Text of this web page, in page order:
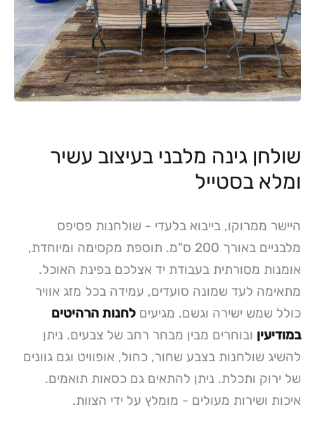
שולחן גינה מלבני בעיצוב עשיר
ומלא בסטייל
היישר ממרוקו, בייבוא בלעדי - שולחנות פסיפס
מלבניים באורך 200 ס"מ. תוספת מקסימה ומיוחדת,
אומנות מסורתית בעבודת יד אצלכם בפינת האוכל.
מתאימה לעד שמונה סועדים, עמידה בכל מזג אוויר
כולל שמש ישירה וגשם. מגיעים לחנות הרהיטים
במודיעין ובוחרים מבין מבחר רחב של צבעים. ניתן
להשיג שולחנות בצבע שחור, כחול, אופוויט וגם גוונים
של ירוק ותכלת. ניתן להתאים גם כסאות תואמים.
איכות ושירות מעולים - מומלץ על ידי הצוות.